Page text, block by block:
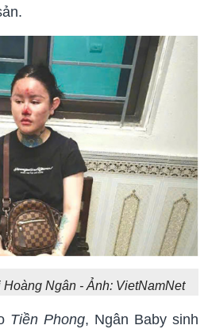
Ngân - Ảnh: VietNamNet
Tiền Phong, Ngân Baby sinh